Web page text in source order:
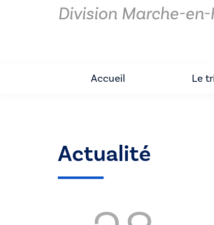
Division Marche-
Accueil Le
Actualité